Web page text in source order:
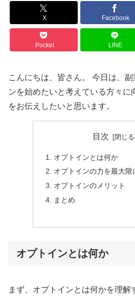
X Facebook
Pocket LINE
こんにちは、皆さん。 今日は、
ンを始めたいと考えている方々に
をお伝えしたいと思います。
目次
オプトインとは何か
オプトインの力を最大限
オプトインのメリット
まとめ
オプトインとは何か
まず、オプトインとは何かを理解